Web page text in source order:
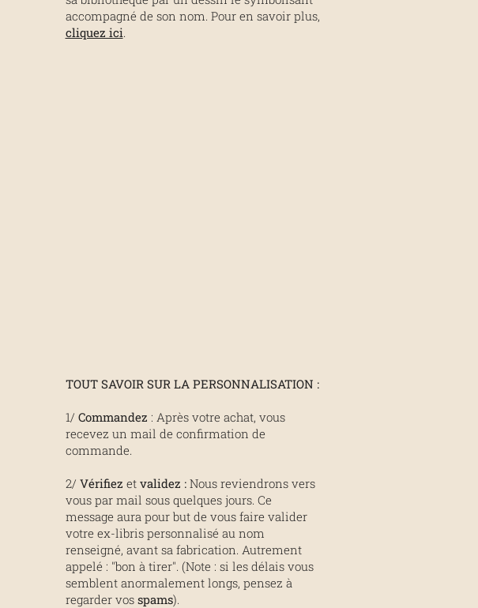
accompagné de son nom. Pour en savoir plus,
cliquez ici.
TOUT SAVOIR SUR LA PERSONNALISATION :
1/ Commandez : Après votre achat, vous
recevez un mail de confirmation de
commande.
2/ Vérifiez etvalidez :Nous reviendrons vers
vous par mail sous quelques jours. Ce
message aura pour but de vous faire valider
votre ex-libris personnalisé au nom
renseigné, avant sa fabrication. Autrement
appelé : "bon à tirer". (Note : si les délais vous
semblent anormalement longs, pensez à
regarder vos spams).